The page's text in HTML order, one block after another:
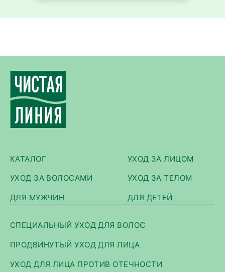
КАТАЛОГ УХОД ЗА ЛИЦОМ
УХОД ЗА ВОЛОСАМИ УХОД ЗА ТЕЛОМ
ДЛЯ МУЖЧИН ДЛЯ ДЕТЕЙ
СПЕЦИАЛЬНЫЙ УХОД ДЛЯ ВОЛОС
ПРОДВИНУТЫЙ УХОД ДЛЯ ЛИЦА
УХОД ДЛЯ ЛИЦА ПРОТИВ ОТЕЧНОСТИ